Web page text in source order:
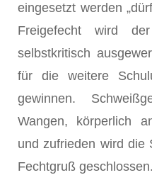
eingesetzt werden
Freigefecht wird
selbstkritisch
für die weitere
gewinnen.
Wangen, körperlich
und zufrieden wird die
Fechtgruß geschlossen.